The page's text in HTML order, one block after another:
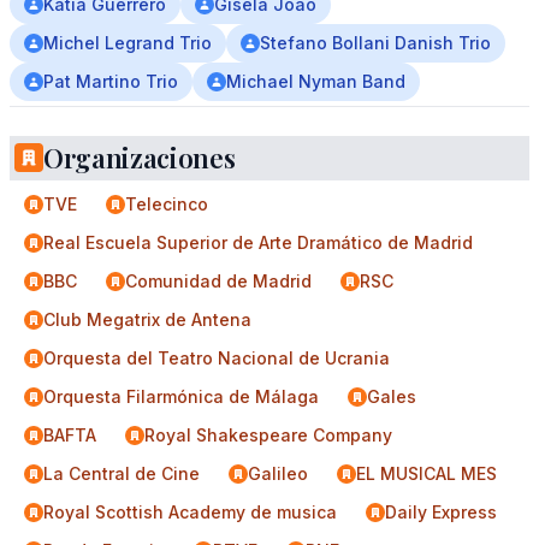
Katia Guerrero
Gisela Joao
Michel Legrand Trio
Stefano Bollani Danish Trio
Pat Martino Trio
Michael Nyman Band
Organizaciones
TVE
Telecinco
Real Escuela Superior de Arte Dramático de Madrid
BBC
Comunidad de Madrid
RSC
Club Megatrix de Antena
Orquesta del Teatro Nacional de Ucrania
Orquesta Filarmónica de Málaga
Gales
BAFTA
Royal Shakespeare Company
La Central de Cine
Galileo
EL MUSICAL MES
Royal Scottish Academy de musica
Daily Express